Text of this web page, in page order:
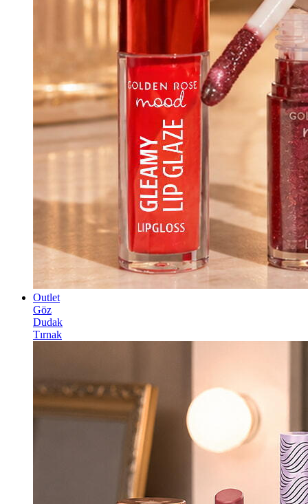
Outlet
Göz
Dudak
Tırnak